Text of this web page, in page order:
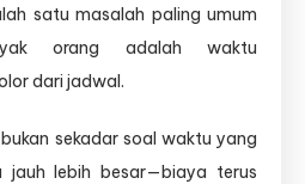
satu masalah paling umum
orang adalah waktu
dari jadwal.
sekadar soal waktu yang
jauh lebih besar—biaya terus